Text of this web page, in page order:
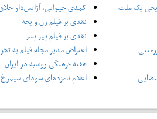
یک ملت
کمدی حیوانی، آژانس‌دار
نقدی بر فیلم زن و بچه
نقدی بر فیلم پیر پسر
اعتراض مدیر مجله فیلم به
هفته فرهنگی روسیه در ایران
اعلام نامزدهای سودای